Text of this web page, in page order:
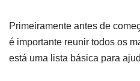
Primeiramente antes de
é importante reunir todos os
está uma lista básica para